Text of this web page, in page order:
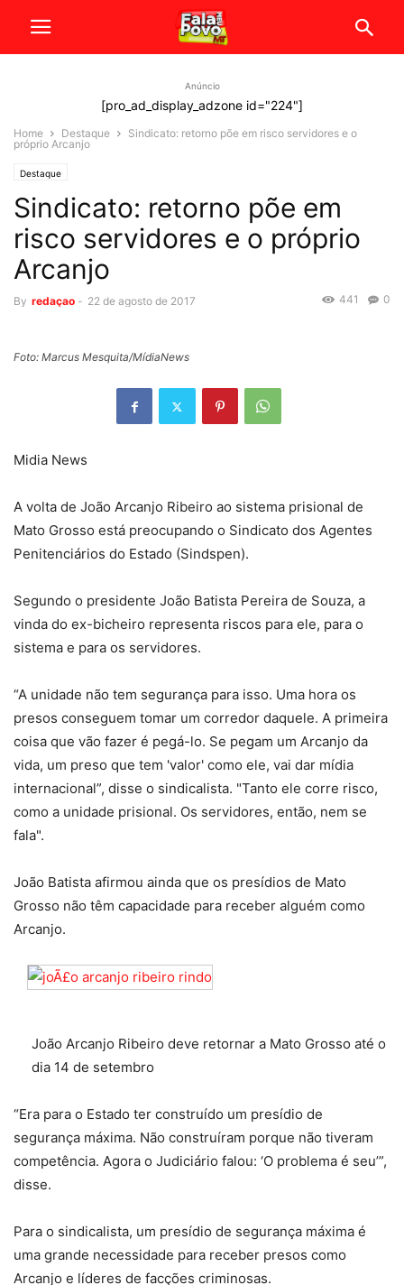
Anúncio
[pro_ad_display_adzone id="224"]
Home Destaque
Sindicato: retorno põe em risco servidores e o
próprio Arcanjo
Destaque
Sindicato: retorno põe em
risco servidores e o próprio
Arcanjo
By redaçao - 22 de agosto de 2017 0
441
Foto: Marcus Mesquita/MídiaNews
Midia News
A volta de João Arcanjo Ribeiro ao sistema prisional de
Mato Grosso está preocupando o Sindicato dos Agentes
Penitenciários do Estado (Sindspen).
Segundo o presidente João Batista Pereira de Souza, a
vinda do ex-bicheiro representa riscos para ele, para o
sistema e para os servidores.
“A unidade não tem segurança para isso. Uma hora os
presos conseguem tomar um corredor daquele. A primeira
coisa que vão fazer é pegá-lo. Se pegam um Arcanjo da
vida, um preso que tem 'valor' como ele, vai dar mídia
internacional”, disse o sindicalista. "Tanto ele corre risco,
como a unidade prisional. Os servidores, então, nem se
fala".
João Batista afirmou ainda que os presídios de Mato
Grosso não têm capacidade para receber alguém como
Arcanjo.
João Arcanjo Ribeiro deve retornar a Mato Grosso até o
dia 14 de setembro
“Era para o Estado ter construído um presídio de
segurança máxima. Não construíram porque não tiveram
competência. Agora o Judiciário falou: ‘O problema é seu’”,
disse.
Para o sindicalista, um presídio de segurança máxima é
uma grande necessidade para receber presos como
Arcanjo e líderes de facções criminosas.